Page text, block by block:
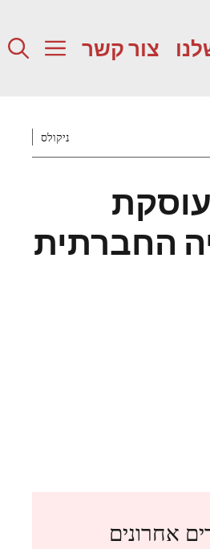
צור קשר
ניקולס
החברתית
אחרונים